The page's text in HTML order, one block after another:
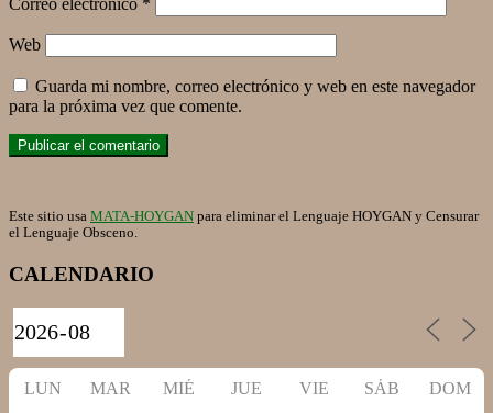
Correo electrónico *
Web
Guarda mi nombre, correo electrónico y web en este navegador
para la próxima vez que comente.
Este sitio usa MATA-HOYGAN para eliminar el Lenguaje HOYGAN y Censurar
el Lenguaje Obsceno.
CALENDARIO
LUN MAR MIÉ JUE VIE SÁB DOM